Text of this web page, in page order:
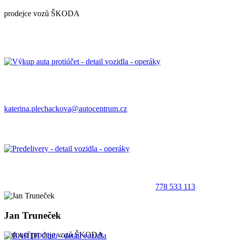
prodejce vozů ŠKODA
katerina.plechackova@autocentrum.cz
778 533 113
Jan Truneček
vedoucí prodeje vozů ŠKODA